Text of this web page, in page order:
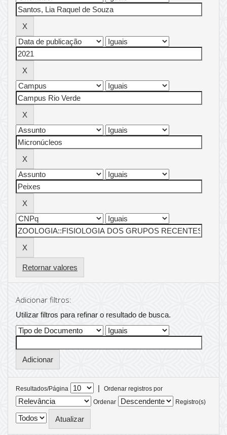
Retornar valores
Adicionar filtros:
Utilizar filtros para refinar o resultado de busca.
Resultados/Página |
Ordenar registros por
Ordenar
Registro(s)